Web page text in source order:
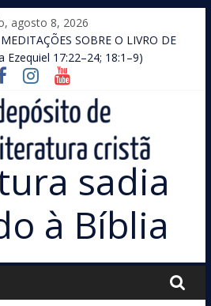
agosto 8, 2026
MEDITAÇÕES SOBRE O LIVRO DE
Ezequiel 17:22–24; 18:1–9)
sadia
à Bíblia